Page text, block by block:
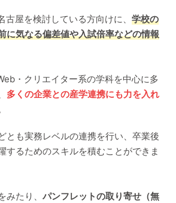
古屋を検討している方向けに、 学校の
に気なる偏差値や入試倍率などの情報
・クリエイター系の学科を中心に多
多くの企業との産学連携にも力を入れ
とも実務レベルの連携を行い、卒業後
するためのスキルを積むことができま
みたり、 パンフレットの取り寄せ（無